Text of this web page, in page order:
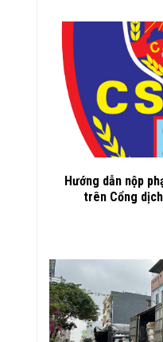
Hướng dẫn nộp
trên Cổng